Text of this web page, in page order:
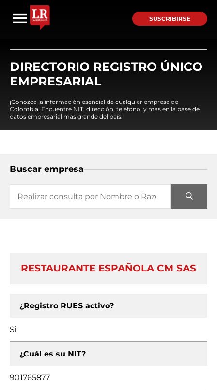
SUSCRIBIRSE
DIRECTORIO REGISTRO ÚNICO
EMPRESARIAL
¡Conozca la información esencial de cualquier empresa de
Colombia! Encuentre NIT, dirección, teléfono, y mas en la base de
datos empresarial mas grande del país.
Buscar empresa
RESTAURANTE ESPAÑOLA CM SAS
¿Registro RUES activo?
Si
¿Cuál es su NIT?
901765877